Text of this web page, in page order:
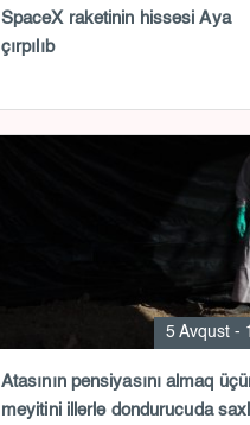
SpaceX raketinin hissəsi Aya
çırpılıb
5 Avqust -
Atasının pensiyasını almaq
meyitini illərlə dondurucuda